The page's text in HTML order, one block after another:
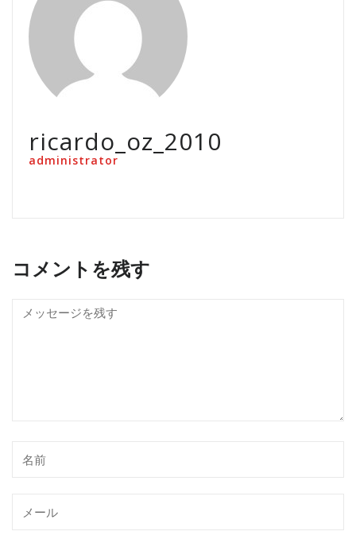
ricardo_oz_2010
administrator
コメントを残す